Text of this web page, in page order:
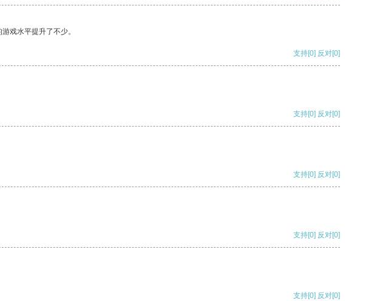
戏水平提升了不少。
支持[0] 反对[0]
支持[0] 反对[0]
支持[0] 反对[0]
支持[0] 反对[0]
支持[0] 反对[0]